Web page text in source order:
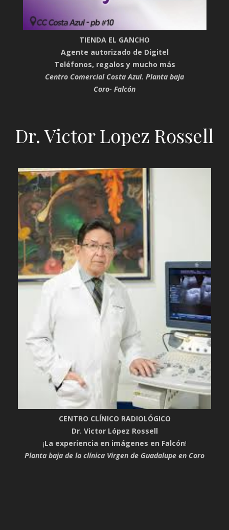
TIENDA EL GANCHO
Agente autorizado de Digitel
Teléfonos, regalos y mucho más
Centro Comercial Costa Azul. Planta baja
Coro- Falcón
Dr. Victor Lopez Rossell
CENTRO CLÍNICO RADIOLÓGICO
Dr. Victor López Rossell
¡La experiencia en imágenes en Falcón!
Planta baja de la clínica Virgen de Guadalupe en Coro